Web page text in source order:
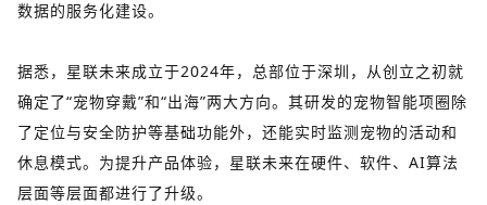
数据的服务化建设。
据悉，星联未来成立于2024年，总部位于深圳，从创立之初就
确定了“宠物穿戴”和“出海”两大方向。其研发的宠物智能项圈除
了定位与安全防护等基础功能外，还能实时监测宠物的活动和
休息模式。为提升产品体验，星联未来在硬件、软件、AI算法
层面等层面都进行了升级。